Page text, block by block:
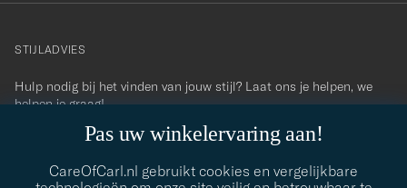
Pas uw winkelervaring aan!
CareOfCarl.nl gebruikt cookies en vergelijkbare
contact@careofcarl.com
STIJLADVIES
Hulp nodig bij het vinden van jouw stijl? Laat ons je helpen, we
helpen je graag!
STIJLADVIES